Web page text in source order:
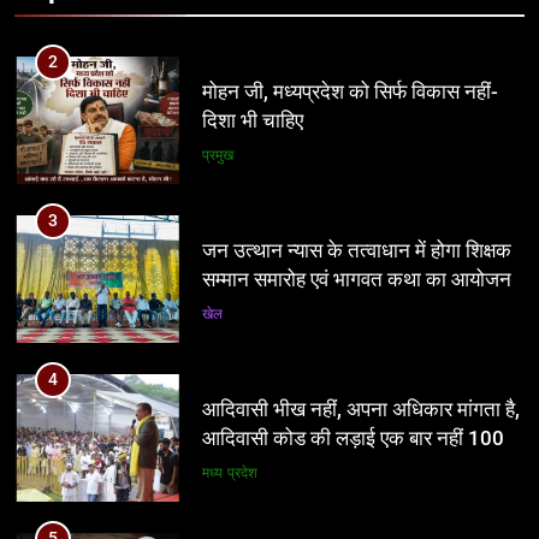
3
जन उत्थान न्यास के तत्वाधान में होगा शिक्षक
सम्मान समारोह एवं भागवत कथा का आयोजन
खेल
4
आदिवासी भीख नहीं, अपना अधिकार मांगता है,
आदिवासी कोड की लड़ाई एक बार नहीं 100
बार लड़ेंगे: उमंग सिंघार
मध्य प्रदेश
5
यूजीसी विवाद ने बढ़ाई भाजपा की मुश्किलें, अब
सबसे बड़ा सवाल—योगी पर पड़ेगा असर?
नई दिल्ली